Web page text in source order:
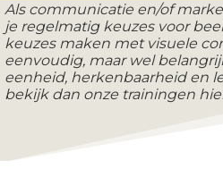
Als communicatie en/of
je regelmatig keuzes voor
keuzes maken met visuele
eenvoudig, maar wel
eenheid, herkenbaarheid en
bekijk dan onze trainingen